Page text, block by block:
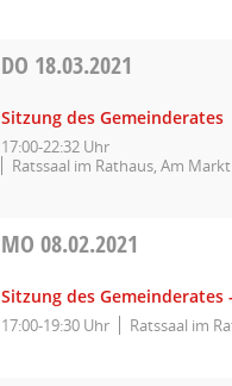
DO 18.03.2021
Sitzung des Gemeinderates
17:00-22:32 Uhr
Ratssaal im Rathaus, Am
MO08.02.2021
Sitzung des Gemeinderates
17:00-19:30 Uhr Ratssaal im